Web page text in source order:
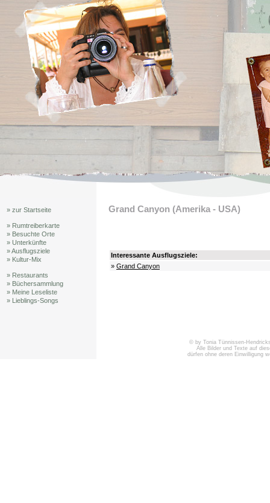
» zur Startseite
» Rumtreiberkarte
» Besuchte Orte
» Unterkünfte
» Ausflugsziele
» Kultur-Mix
» Restaurants
» Büchersammlung
» Meine Leseliste
» Lieblings-Songs
Grand Canyon (Amerika - USA)
Interessante Ausflugsziele:
» Grand Canyon
© by Tonia Tünnissen-
Alle Bilder und Texte auf
dürfen ohne deren Einwilligung